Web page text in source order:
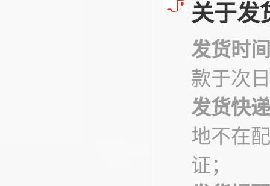
关于发
发货时间
款于次
发货快递
地不在
证；